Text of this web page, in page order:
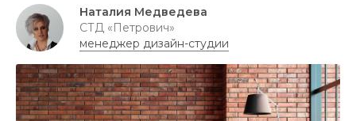
Наталия Медведева
СТД «Петрович»
менеджер дизайн-студии